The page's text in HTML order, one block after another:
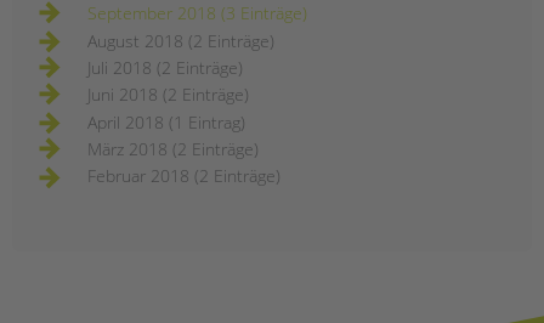
September 2018 (3 Einträge)
August 2018 (2 Einträge)
Juli 2018 (2 Einträge)
Juni 2018 (2 Einträge)
April 2018 (1 Eintrag)
März 2018 (2 Einträge)
Februar 2018 (2 Einträge)